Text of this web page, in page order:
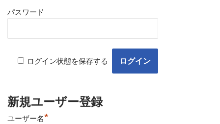
パスワード
ログイン状態を保存する
新規ユーザー登録
ユーザー名*